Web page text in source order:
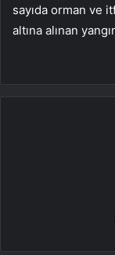
sayıda orman ve
altına alınan